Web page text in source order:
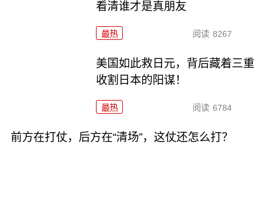
看清谁才是真朋友
最热 阅读 8267
美国如此救日元，背后藏着三重
收割日本的阳谋！
最热 阅读 6784
前方在打仗，后方在“清场”，这仗还怎么打？